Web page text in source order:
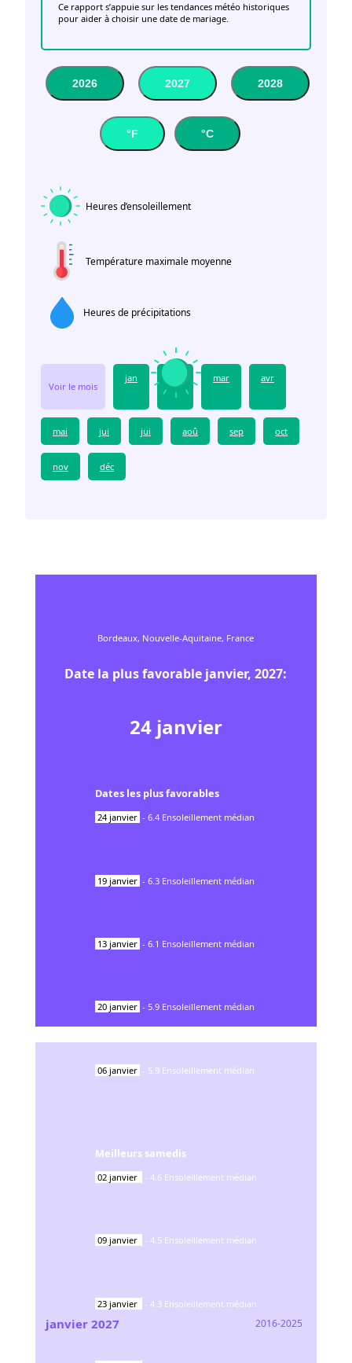
Ce rapport s’appuie sur les tendances météo historiques
pour aider à choisir une date de mariage.
2026 2027 2028
°F °C
Heures d’ensoleillement
Température maximale moyenne
Heures de précipitations
Voir le mois
jan mar avr
mai jui jui aoû sep oct
nov déc
Bordeaux, Nouvelle-Aquitaine, France
Date la plus favorable janvier, 2027:
24 janvier
Dates les plus favorables
24 janvier - 6.4 Ensoleillement médian
19 janvier - 6.3 Ensoleillement médian
13 janvier - 6.1 Ensoleillement médian
20 janvier - 5.9 Ensoleillement médian
06 janvier - 5.9 Ensoleillement médian
Meilleurs samedis
02 janvier - 4.6 Ensoleillement médian
09 janvier - 4.5 Ensoleillement médian
23 janvier - 4.3 Ensoleillement médian
janvier 2027 2016-2025